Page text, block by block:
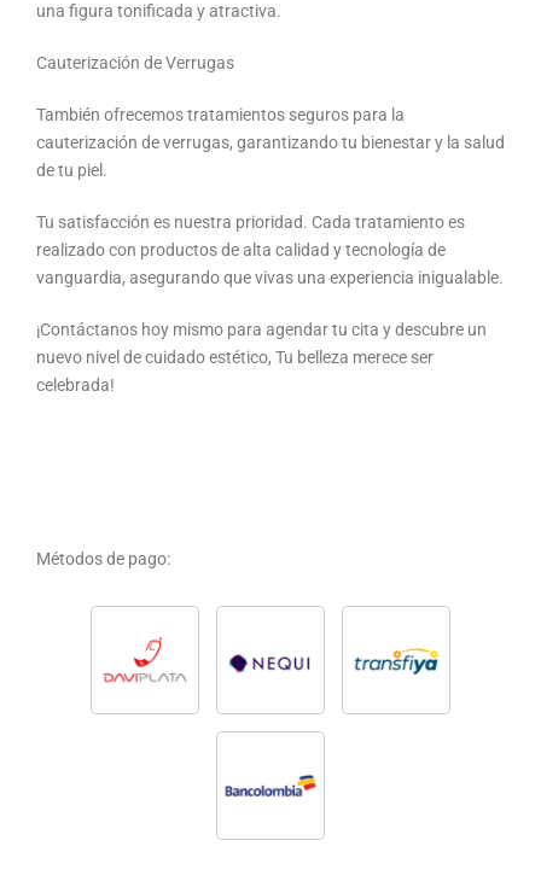
una figura tonificada y atractiva.
Cauterización de Verrugas
También ofrecemos tratamientos seguros para la
cauterización de verrugas, garantizando tu bienestar y la salud
de tu piel.
Tu satisfacción es nuestra prioridad. Cada tratamiento es
realizado con productos de alta calidad y tecnología de
vanguardia, asegurando que vivas una experiencia inigualable.
¡Contáctanos hoy mismo para agendar tu cita y descubre un
nuevo nivel de cuidado estético, Tu belleza merece ser
celebrada!
Métodos de pago: